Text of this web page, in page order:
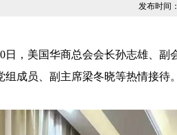
发布时间
日，美国华商总会会长孙志雄、
组成员、副主席梁冬晓等热情接待。